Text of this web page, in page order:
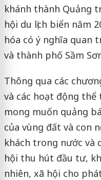
khánh thành Quảng
hội du lịch biển năm
hóa có ý nghĩa quan
và thành phố Sầm
Thông qua các
và các hoạt động thể
mong muốn quảng
của vùng đất và con
khách trong nước và
hội thu hút đầu tư,
nhiên, xã hội cho